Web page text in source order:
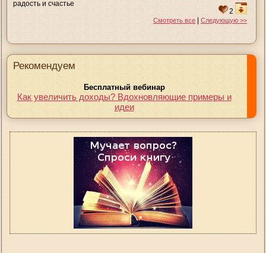
радость и счастье
2
Смотреть все | Следующую >>
Рекомендуем
Бесплатный вебинар
Как увеличить доходы? Вдохновляющие примеры и
идеи